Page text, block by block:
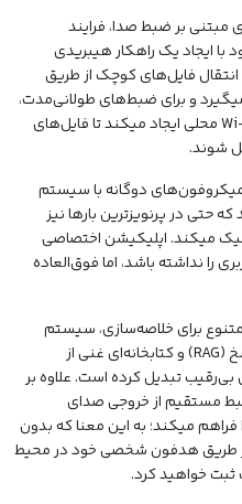
بر ضبط صدا، فرایند
با ایجاد یک راهکار هیبریدی
فایل‌های کوچک از طریق
و برای ضبط‌های طولانی‌مدت،
دستگاه به‌صورت خودکار یک شبکه Wi-Fi محلی ایجاد میکند تا فایل‌های
شوند.
میکروفون‌های دوگانه با سیستم
حتی در پرنویزترین بارها نیز
میکند. اپلیکیشناختصاصی
را نداشته باشد، اما فوق‌العاده
برای خلاصه‌سازی، سیستم
جستجوی پیشرفته بر پایه پرسش و پاسخ (RAG) و کتابخانه‌ای غنی از
بی‌رقیب تبدیل کرده است. علاوه بر
مستقیم از خروجی صدای
میکند؛ به این معنا که بدون
طریقهدفونشخصی خود در محیط
ثبت خواهید کرد.